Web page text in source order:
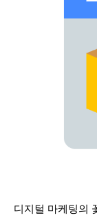
디지털 마케팅의